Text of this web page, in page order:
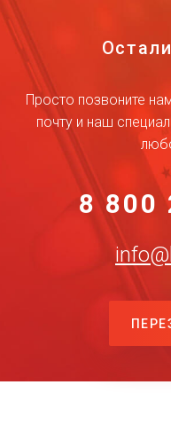
Просто позвоните
почту и наш
8 800